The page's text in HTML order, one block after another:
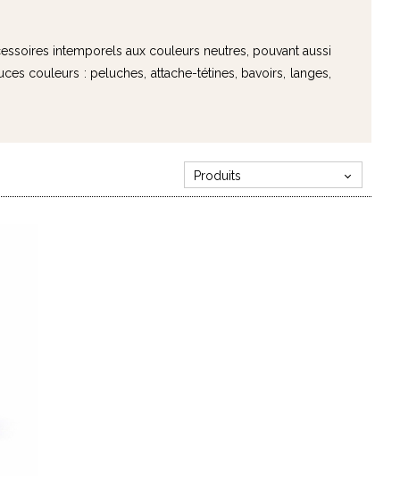
intemporels aux couleurs neutres, pouvant aussi
couleurs : peluches, attache-tétines, bavoirs, langes,
Produits